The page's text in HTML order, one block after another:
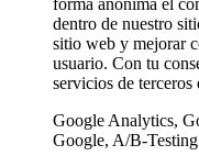
forma anónima el
dentro de nuestro
sitio web y mejorar
usuario. Con tu
servicios de terceros
Google Analytics,
Google, A/B-Testing